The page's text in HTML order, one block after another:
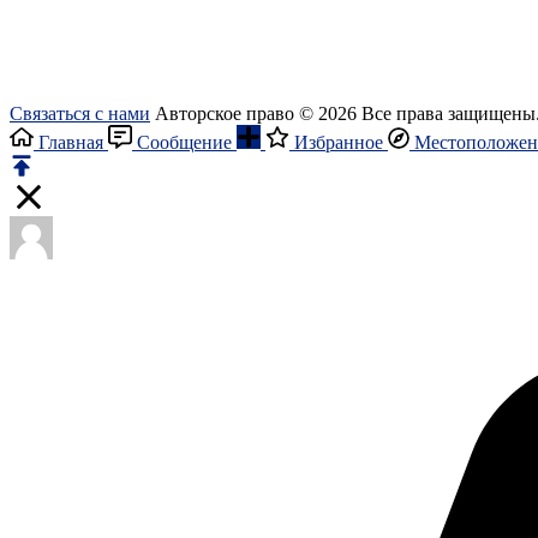
Связаться с нами Авторское право © 2026 Все права
Главная
Сообщение Избранное